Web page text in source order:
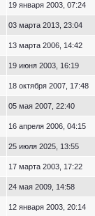
19 января 2003, 07:24
03 марта 2013, 23:04
13 марта 2006, 14:42
19 июня 2003, 16:19
18 октября 2007, 17:48
05 мая 2007, 22:40
16 апреля 2006, 04:15
25 июля 2025, 13:55
17 марта 2003, 17:22
24 мая 2009, 14:58
12 января 2003, 20:14